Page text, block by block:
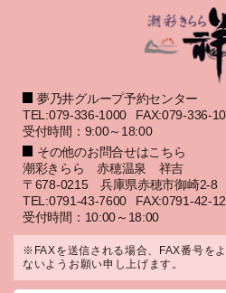
夢乃井グループ予約センター
TEL:079-336-1000
FAX:079-336-
受付時間：9:00～18:00
その他のお問合せはこちら
潮彩きらら 赤穂温泉 祥吉
〒678-0215 兵庫県赤穂市御崎2-8
TEL:0791-43-7600
FAX:0791-42-
受付時間：10:00～18:00
※FAXを送信される場合、FAX番号を
ないようお願い申し上げます。